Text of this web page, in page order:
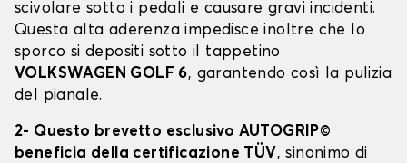
scivolare sotto i pedali e causare gravi incidenti.
Questa alta aderenza impedisce inoltre che lo
sporco si depositi sotto il tappetino
VOLKSWAGEN GOLF 6, garantendo così la pulizia
del pianale.
2- Questo brevetto esclusivo AUTOGRIP©
beneficia della certificazione TÜV, sinonimo di